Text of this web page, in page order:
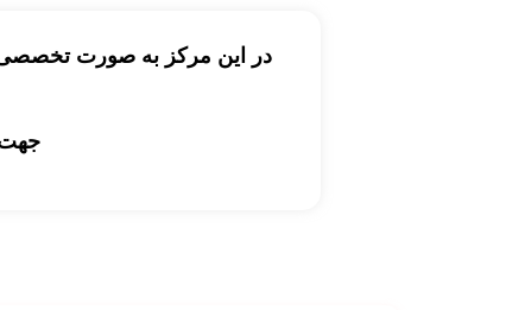
در این مرکز به صورت تخصصی،
جهت